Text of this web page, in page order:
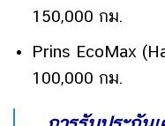
150,000 กม.
Prins EcoMax
100,000 กม.